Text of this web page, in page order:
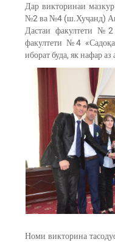
Дар викторинаи
№2 ва №4 (ш.Хуҷанд)
Дастаи факултети
факултети №4
иборат буда, як нафар
Номи викторина